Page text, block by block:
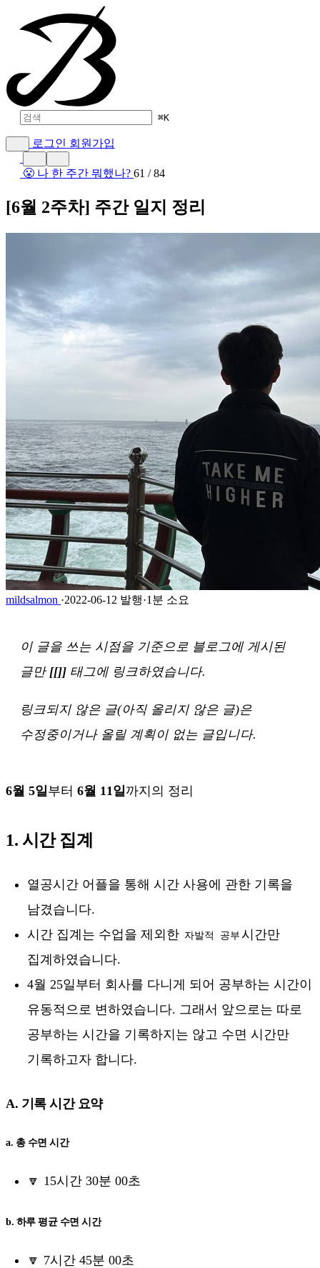
⌘K
로그인 회원가입
😤 나 한 주간 뭐했나? 61 / 84
[6월 2주차] 주간 일지 정리
mildsalmon ·2022-06-12 발행·1분 소요
이 글을 쓰는 시점을 기준으로 블로그에 게시된
글만 [[]] 태그에 링크하였습니다.
링크되지 않은 글(아직 올리지 않은 글)은
수정중이거나 올릴 계획이 없는 글입니다.
6월 5일부터 6월 11일까지의 정리
1. 시간 집계
열공시간 어플을 통해 시간 사용에 관한 기록을
남겼습니다.
시간 집계는 수업을 제외한 자발적 공부시간만
집계하였습니다.
4월 25일부터 회사를 다니게 되어 공부하는 시간이
유동적으로 변하였습니다. 그래서 앞으로는 따로
공부하는 시간을 기록하지는 않고 수면 시간만
기록하고자 합니다.
A. 기록 시간 요약
a. 총 수면 시간
🔽 15시간 30분 00초
b. 하루 평균 수면 시간
🔽 7시간 45분 00초